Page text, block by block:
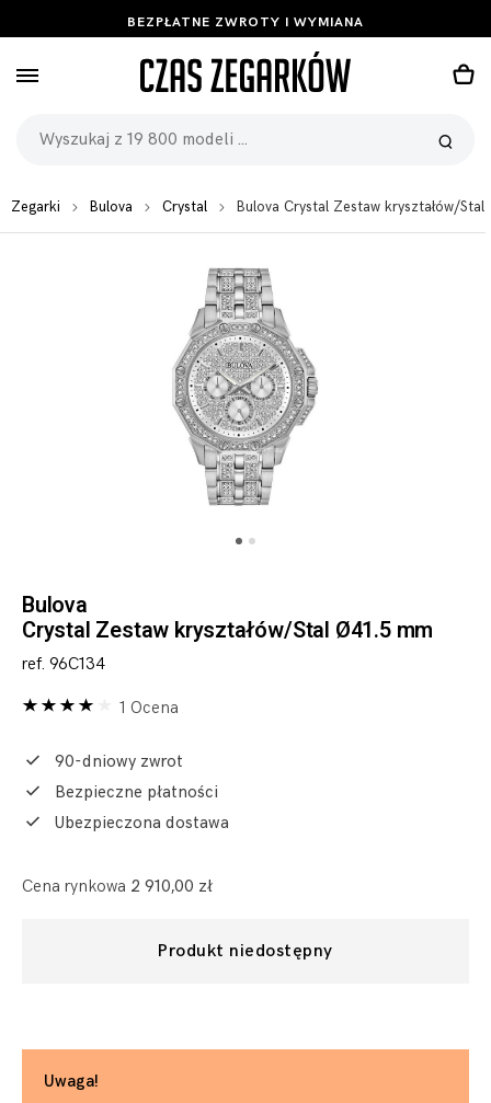
BEZPŁATNE ZWROTY I WYMIANA
Zegarki Bulova Crystal Bulova Crystal Zestaw kryształów/
Bulova
Crystal Zestaw kryształów/Stal Ø41.5 mm
ref. 96C134
1 Ocena
90-dniowy zwrot
Bezpieczne płatności
Ubezpieczona dostawa
Cena rynkowa 2 910,00 zł
Produkt niedostępny
Uwaga!